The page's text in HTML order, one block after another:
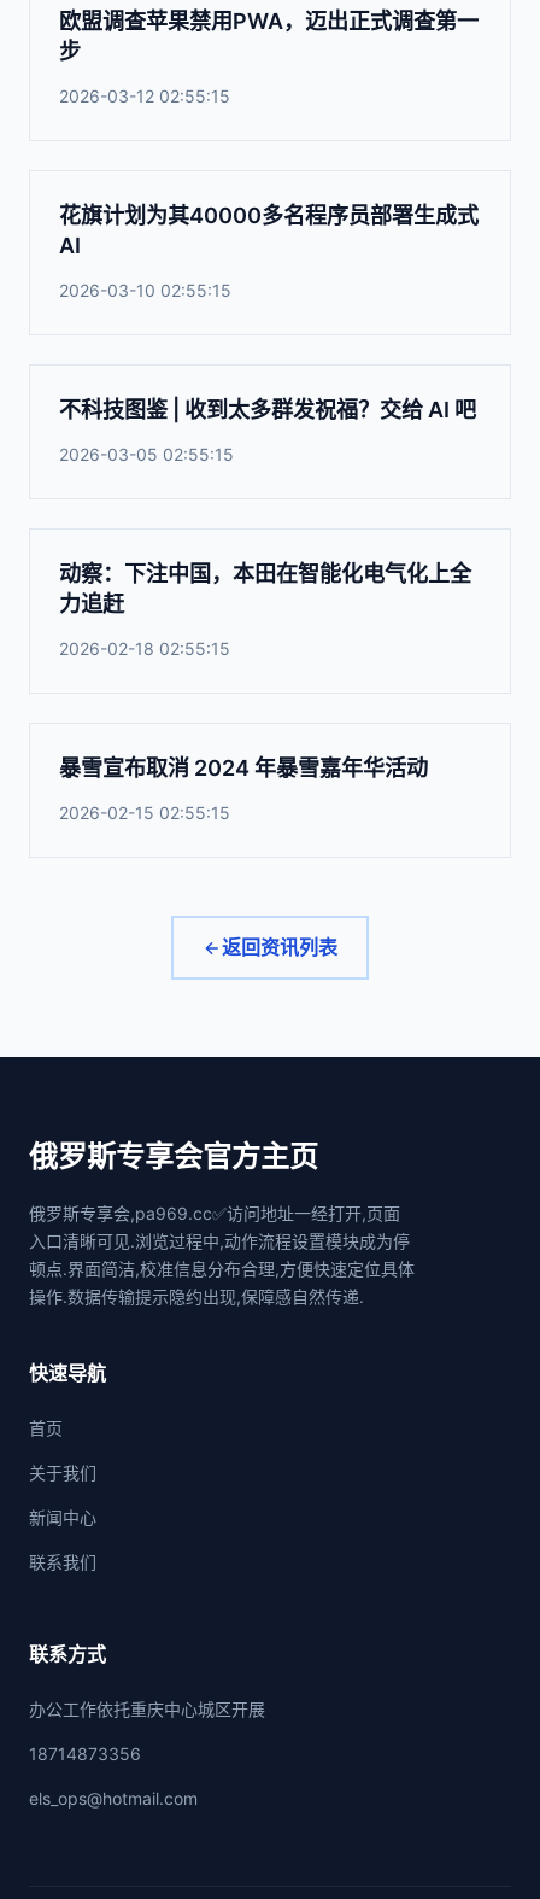
欧盟调查苹果禁用PWA，迈出正式调查第一
步
2026-03-12 02:55:15
花旗计划为其40000多名程序员部署生成式
AI
2026-03-10 02:55:15
不科技图鉴 | 收到太多群发祝福？交给 AI 吧
2026-03-05 02:55:15
动察：下注中国，本田在智能化电气化上全
力追赶
2026-02-18 02:55:15
暴雪宣布取消 2024 年暴雪嘉年华活动
2026-02-15 02:55:15
返回资讯列表
俄罗斯专享会官方主页
俄罗斯专享会,pa969.cc✅访问地址一经打开,页面
入口清晰可见.浏览过程中,动作流程设置模块成为停
顿点.界面简洁,校准信息分布合理,方便快速定位具体
操作.数据传输提示隐约出现,保障感自然传递.
快速导航
首页
关于我们
新闻中心
联系我们
联系方式
办公工作依托重庆中心城区开展
18714873356
els_ops@hotmail.com